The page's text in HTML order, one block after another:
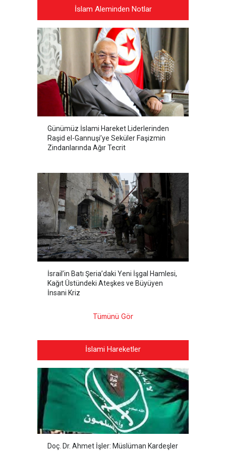
İslam Aleminden Notlar
Günümüz İslami Hareket Liderlerinden
Raşid el-Gannuşi’ye Seküler Faşizmin
Zindanlarında Ağır Tecrit
İsrail’in Batı Şeria’daki Yeni İşgal Hamlesi,
Kağıt Üstündeki Ateşkes ve Büyüyen
İnsani Kriz
Tümünü Gör
İslami Hareketler
Doç. Dr. Ahmet İşler: Müslüman Kardeşler